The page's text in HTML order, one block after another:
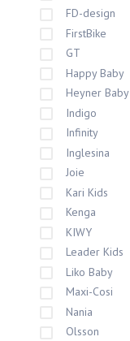
FD-design
FirstBike
GT
Happy Baby
Heyner Baby
Indigo
Infinity
Inglesina
Joie
Kari Kids
Kenga
KIWY
Leader Kids
Liko Baby
Maxi-Cosi
Nania
Olsson